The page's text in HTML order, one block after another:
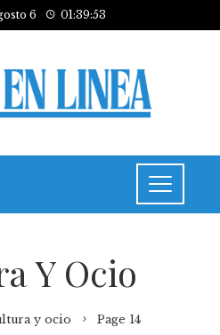
6 01:39:54
Y Ocio
y ocio Page 14